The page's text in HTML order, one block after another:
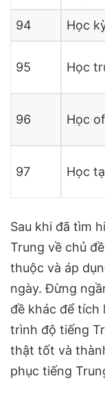
94 Học
95 Học
96 Học
97 Học
Sau khi đã tìm
Trung về chủ
thuộc và áp
ngày. Đừng
đề khác để tích
trình độ tiếng
thật tốt và
phục tiếng